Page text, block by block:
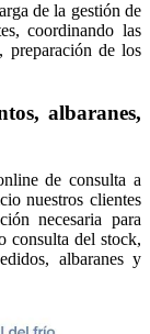
de la gestión de
coordinando las
preparación de los
albaranes,
de consulta a
nuestros clientes
necesaria para
consulta del stock,
albaranes y